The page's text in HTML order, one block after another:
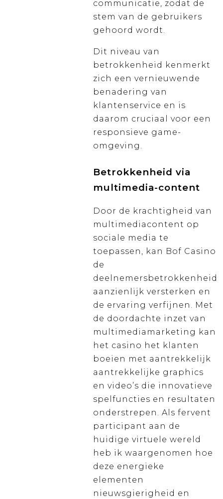
communicatie, zodat de
stem van de gebruikers
gehoord wordt.
Dit niveau van
betrokkenheid kenmerkt
zich een vernieuwende
benadering van
klantenservice en is
daarom cruciaal voor een
responsieve game-
omgeving.
Betrokkenheid via
multimedia-content
Door de krachtigheid van
multimediacontent op
sociale media te
toepassen, kan Bof Casino
de
deelnemersbetrokkenheid
aanzienlijk versterken en
de ervaring verfijnen. Met
de doordachte inzet van
multimediamarketing kan
het casino het klanten
boeien met aantrekkelijk
aantrekkelijke graphics
en video’s die innovatieve
spelfuncties en resultaten
onderstrepen. Als fervent
participant aan de
huidige virtuele wereld
heb ik waargenomen hoe
deze energieke
elementen
nieuwsgierigheid en